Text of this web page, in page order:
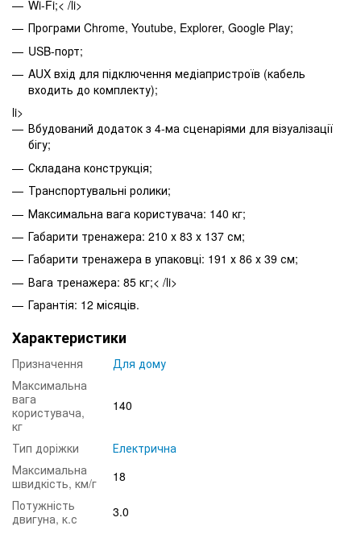
Wi-Fi;< /li>
Програми Chrome, Youtube, Explorer, Google Play;
USB-порт;
AUX вхід для підключення медіапристроїв (кабель
входить до комплекту);
li>
Вбудований додаток з 4-ма сценаріями для візуалізації
бігу;
Складана конструкція;
Транспортувальні ролики;
Максимальна вага користувача: 140 кг;
Габарити тренажера: 210 х 83 х 137 см;
Габарити тренажера в упаковці: 191 х 86 х 39 см;
Вага тренажера: 85 кг;< /li>
Гарантія: 12 місяців.
Характеристики
Призначення
Для дому
Максимальна
вага
користувача,
кг
140
Тип доріжки
Електрична
Максимальна
швидкість, км/г
18
Потужність
двигуна, к.с
3.0